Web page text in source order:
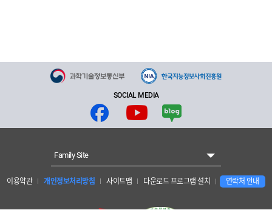
SOCIAL MEDIA
이용약관 개인정보처리방침 사이트맵 다운로드 프로그램 설치 연락처 안내
Family Site